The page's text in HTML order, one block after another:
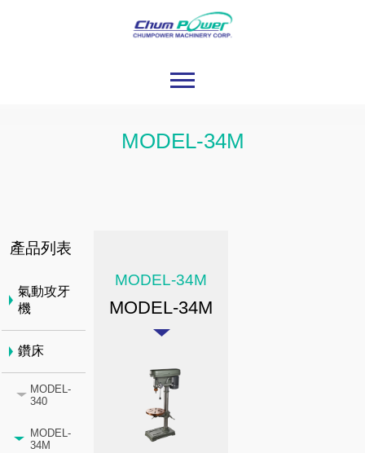
MODEL-34M
MODEL-34M
MODEL-34M
產品列表
氣動攻牙
機
鑽床
MODEL-
340
MODEL-
34M